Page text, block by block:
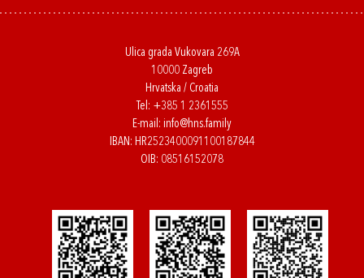
Ulica grada Vukovara 269A
10000 Zagreb
Hrvatska / Croatia
Tel: +385 1 2361555
E-mail: info@hns.family
IBAN: HR2523400091100187844
OIB: 08516152078